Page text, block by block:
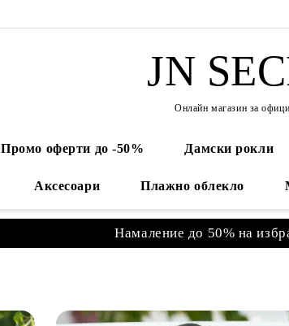
JN
Онлайн магазин за
Промо оферти до -50% Дамски рокли
Аксесоари Плажно облекло
Намаление до 50% на